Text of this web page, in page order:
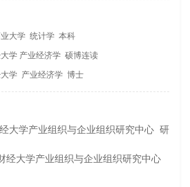
大学 统计学 本科
学 产业经济学 硕博连读
学 产业经济学 博士
大学产业组织与企业组织研究中心 研
经大学产业组织与企业组织研究中心